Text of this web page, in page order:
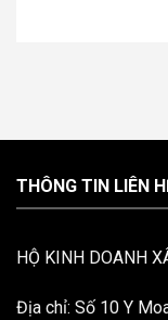
THÔNG TIN LIÊN
HỘ KINH DOANH
Địa chỉ: Số 10 Y